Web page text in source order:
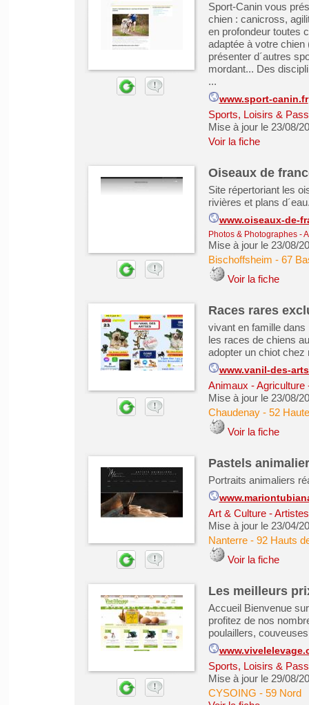
Sport-Canin vous
chien : canicross,
en profondeur toutes
adaptée à votre chien
présenter d´autres
mordant... Des
...
www.sport-canin.fr
Sports, Loisirs &
Mise à jour le 23/08/
Voir la fiche
Oiseaux de
Site répertoriant les
rivières et plans
www.oiseaux-de-
Photos & Photographes-
Mise à jour le 23/08/
Bischoffsheim - 67
Voir la fiche
Races rares
vivant en famille
les races de chiens
adopter un chiot chez
www.vanil-des-
Animaux - Agriculture
Mise à jour le 23/08/
Chaudenay- 52
Voir la fiche
Pastels
Portraits animaliers
Art & Culture -
Mise à jour le 23/04/
Nanterre- 92 Hauts
Voir la fiche
Les meilleurs
Accueil Bienvenue
profitez de nos
poulaillers,
Sports, Loisirs &
Mise à jour le 29/08/
CYSOING - 59 Nord